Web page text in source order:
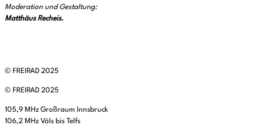
Moderation und Gestaltung:
Matthäus Recheis.
© FREIRAD 2025
© FREIRAD 2025
105,9 MHz Großraum Innsbruck
106,2 MHz Völs bis Telfs